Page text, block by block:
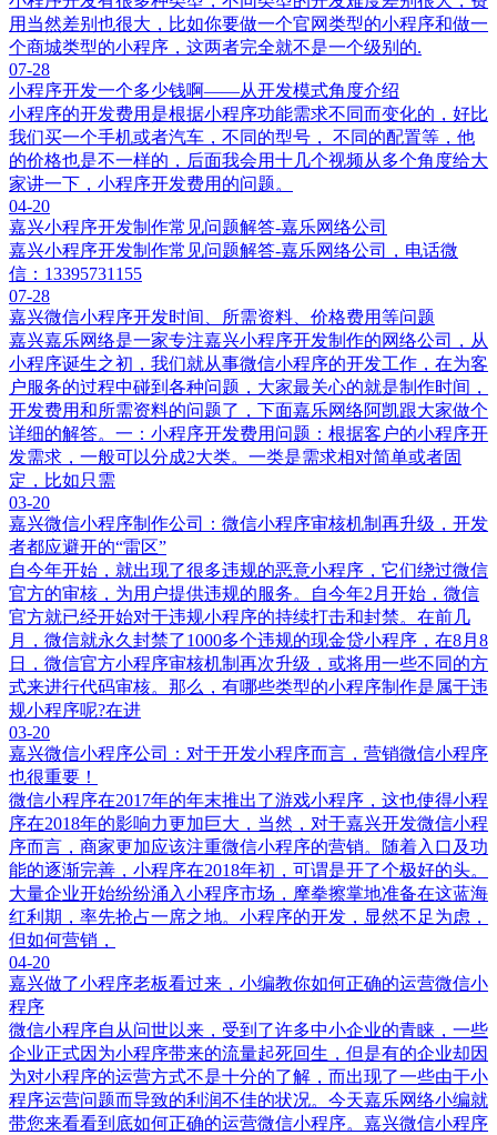
用当然差别也很大，比如你要做一个官网类型的小程序和做一
个商城类型的小程序，这两者完全就不是一个级别的.
07-28
小程序开发一个多少钱啊——从开发模式角度介绍
小程序的开发费用是根据小程序功能需求不同而变化的，好比
我们买一个手机或者汽车，不同的型号， 不同的配置等，他
的价格也是不一样的，后面我会用十几个视频从多个角度给大
家讲一下，小程序开发费用的问题。
04-20
嘉兴小程序开发制作常见问题解答-嘉乐网络公司
嘉兴小程序开发制作常见问题解答-嘉乐网络公司，电话微
信：13395731155
07-28
嘉兴微信小程序开发时间、所需资料、价格费用等问题
嘉兴嘉乐网络是一家专注嘉兴小程序开发制作的网络公司，从
小程序诞生之初，我们就从事微信小程序的开发工作，在为客
户服务的过程中碰到各种问题，大家最关心的就是制作时间，
开发费用和所需资料的问题了，下面嘉乐网络阿凯跟大家做个
详细的解答。一：小程序开发费用问题：根据客户的小程序开
发需求，一般可以分成2大类。一类是需求相对简单或者固
定，比如只需
03-20
嘉兴微信小程序制作公司：微信小程序审核机制再升级，开发
者都应避开的“雷区”
自今年开始，就出现了很多违规的恶意小程序，它们绕过微信
官方的审核，为用户提供违规的服务。自今年2月开始，微信
官方就已经开始对于违规小程序的持续打击和封禁。在前几
月，微信就永久封禁了1000多个违规的现金贷小程序，在8月8
日，微信官方小程序审核机制再次升级，或将用一些不同的方
式来进行代码审核。那么，有哪些类型的小程序制作是属于违
规小程序呢?在进
03-20
嘉兴微信小程序公司：对于开发小程序而言，营销微信小程序
也很重要！
微信小程序在2017年的年末推出了游戏小程序，这也使得小程
序在2018年的影响力更加巨大，当然，对于嘉兴开发微信小程
序而言，商家更加应该注重微信小程序的营销。随着入口及功
能的逐渐完善，小程序在2018年初，可谓是开了个极好的头。
大量企业开始纷纷涌入小程序市场，摩拳擦掌地准备在这蓝海
红利期，率先抢占一席之地。小程序的开发，显然不足为虑，
但如何营销，
04-20
嘉兴做了小程序老板看过来，小编教你如何正确的运营微信小
程序
微信小程序自从问世以来，受到了许多中小企业的青睐，一些
企业正式因为小程序带来的流量起死回生，但是有的企业却因
为对小程序的运营方式不是十分的了解，而出现了一些由于小
程序运营问题而导致的利润不佳的状况。今天嘉乐网络小编就
带您来看看到底如何正确的运营微信小程序。嘉兴微信小程序